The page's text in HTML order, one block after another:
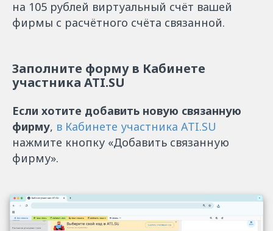
на 105 рублей виртуальный счёт вашей
фирмы с расчётного счёта связанной.
Заполните форму в Кабинете
участника ATI.SU
Если хотите добавить новую связанную
фирму, в Кабинете участника ATI.SU
нажмите кнопку «Добавить связанную
фирму».